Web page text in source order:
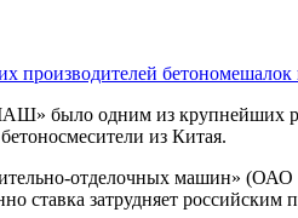
производителей
одним из крупнейших
из Китая.
отделочных машин»
затрудняет российским